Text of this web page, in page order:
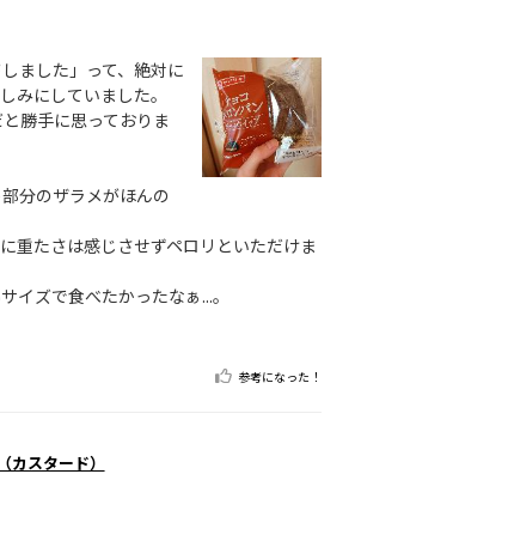
ました」って、絶対に
みにしていました。
勝手に思っておりま
分のザラメがほんの
重たさは感じさせずペロリといただけま
ズで食べたかったなぁ...。
参考になった！
スタード）